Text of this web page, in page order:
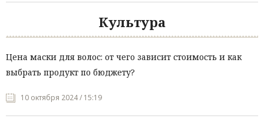
Культура
Цена маски для волос: от чего зависит стоимость и как
выбрать продукт по бюджету?
10 октября 2024 / 15:19